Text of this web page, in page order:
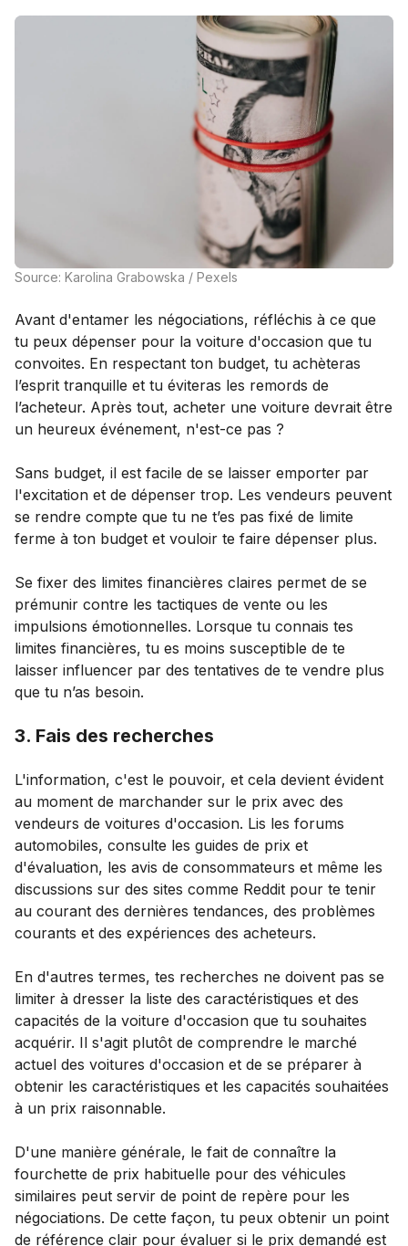
Source: Karolina Grabowska / Pexels
Avant d'entamer les négociations, réfléchis à ce que
tu peux dépenser pour la voiture d'occasion que tu
convoites. En respectant ton budget, tu achèteras
l’esprit tranquille et tu éviteras les remords de
l’acheteur. Après tout, acheter une voiture devrait être
un heureux événement, n'est-ce pas ?
Sans budget, il est facile de se laisser emporter par
l'excitation et de dépenser trop. Les vendeurs peuvent
se rendre compte que tu ne t’es pas fixé de limite
ferme à ton budget et vouloir te faire dépenser plus.
Se fixer des limites financières claires permet de se
prémunir contre les tactiques de vente ou les
impulsions émotionnelles. Lorsque tu connais tes
limites financières, tu es moins susceptible de te
laisser influencer par des tentatives de te vendre plus
que tu n’as besoin.
3. Fais des recherches
L'information, c'est le pouvoir, et cela devient évident
au moment de marchander sur le prix avec des
vendeurs de voitures d'occasion. Lis les forums
automobiles, consulte les guides de prix et
d'évaluation, les avis de consommateurs et même les
discussions sur des sites comme Reddit pour te tenir
au courant des dernières tendances, des problèmes
courants et des expériences des acheteurs.
En d'autres termes, tes recherches ne doivent pas se
limiter à dresser la liste des caractéristiques et des
capacités de la voiture d'occasion que tu souhaites
acquérir. Il s'agit plutôt de comprendre le marché
actuel des voitures d'occasion et de se préparer à
obtenir les caractéristiques et les capacités souhaitées
à un prix raisonnable.
D'une manière générale, le fait de connaître la
fourchette de prix habituelle pour des véhicules
similaires peut servir de point de repère pour les
négociations. De cette façon, tu peux obtenir un point
de référence clair pour évaluer si le prix demandé est